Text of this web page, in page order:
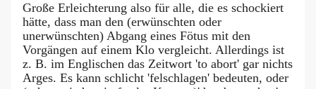
Große Erleichterung also für alle, die es schockiert
hätte, dass man den (erwünschten oder
unerwünschten) Abgang eines Fötus mit den
Vorgängen auf einem Klo vergleicht. Allerdings ist
z. B. im Englischen das Zeitwort 'to abort' gar nichts
Arges. Es kann schlicht 'felschlagen' bedeuten, oder